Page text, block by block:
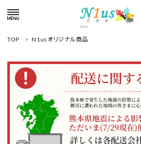
ACCOUNT MENU
meeting_room ログイン person 新規会員登録
search
人気商品
TOP N1usオリジナル商品